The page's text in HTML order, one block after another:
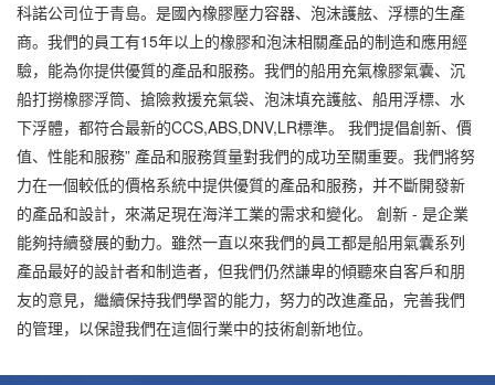
科諾公司位于青島。是國內橡膠壓力容器、泡沫護舷、浮標的生產
商。我們的員工有15年以上的橡膠和泡沫相關產品的制造和應用經
驗，能為你提供優質的產品和服務。我們的船用充氣橡膠氣囊、沉
船打撈橡膠浮筒、搶險救援充氣袋、泡沫填充護舷、船用浮標、水
下浮體，都符合最新的CCS,ABS,DNV,LR標準。 我們提倡創新、價
值、性能和服務” 產品和服務質量對我們的成功至關重要。我們將努
力在一個較低的價格系統中提供優質的產品和服務，并不斷開發新
的產品和設計，來滿足現在海洋工業的需求和變化。 創新 - 是企業
能夠持續發展的動力。雖然一直以來我們的員工都是船用氣囊系列
產品最好的設計者和制造者，但我們仍然謙卑的傾聽來自客戶和朋
友的意見，繼續保持我們學習的能力，努力的改進產品，完善我們
的管理，以保證我們在這個行業中的技術創新地位。